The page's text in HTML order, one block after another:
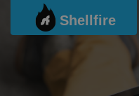
Shellfire
de